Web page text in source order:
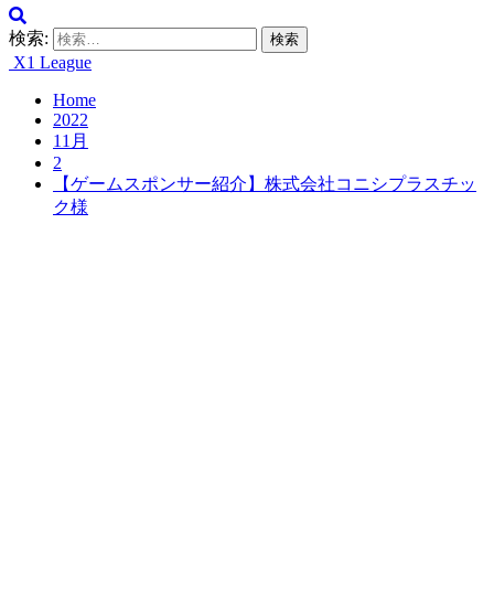
検索:
X1 League
Home
2022
11月
2
【ゲームスポンサー紹介】株式会社コニシプラスチッ
ク様